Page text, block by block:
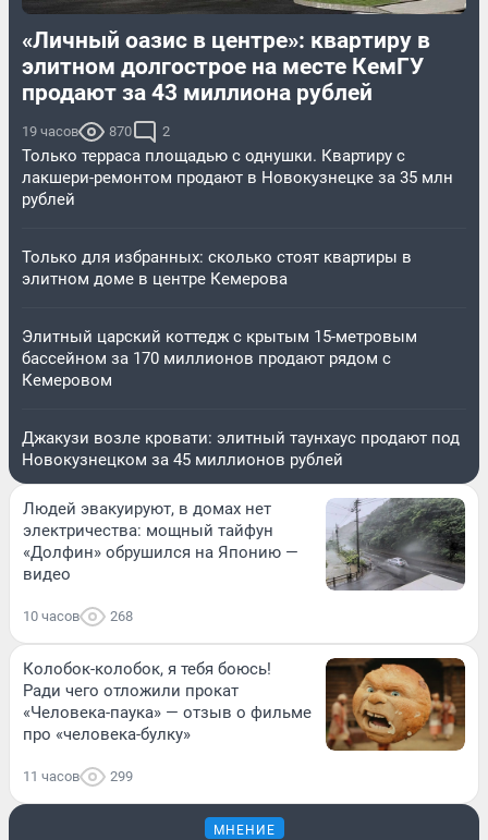
«Личный оазис в центре»: квартиру в
элитном долгострое на месте КемГУ
продают за 43 миллиона рублей
19 часов 870 2
Только терраса площадью с однушки. Квартиру с
лакшери-ремонтом продают в Новокузнецке за 35 млн
рублей
Только для избранных: сколько стоят квартиры в
элитном доме в центре Кемерова
Элитный царский коттедж c крытым 15-метровым
бассейном за 170 миллионов продают рядом с
Кемеровом
Джакузи возле кровати: элитный таунхаус продают под
Новокузнецком за 45 миллионов рублей
Людей эвакуируют, в домах нет
электричества: мощный тайфун
«Долфин» обрушился на Японию —
видео
10 часов 268
Колобок-колобок, я тебя боюсь!
Ради чего отложили прокат
«Человека-паука» — отзыв о фильме
про «человека-булку»
11 часов 299
МНЕНИЕ